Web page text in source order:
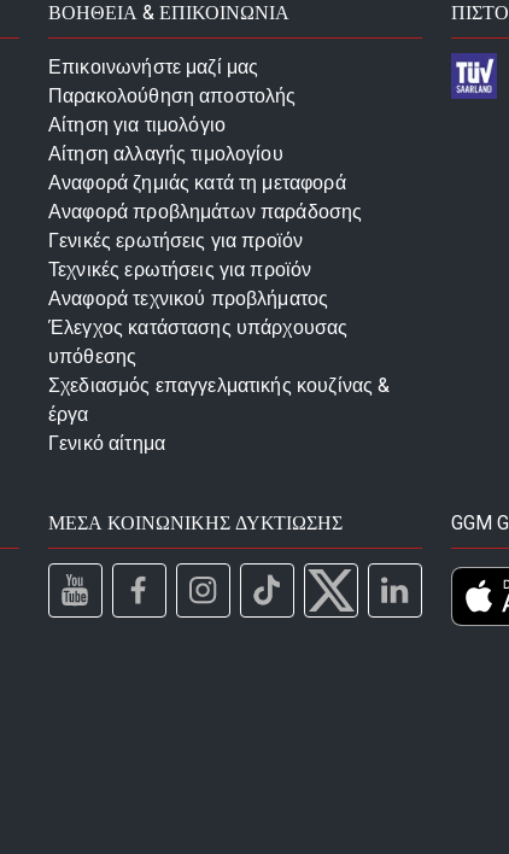
ΒΟΗΘΕΙΑ & ΕΠΙΚΟΙΝΩΝΙΑ
Επικοινωνήστε μαζί μας
Παρακολούθηση αποστολής
Αίτηση για τιμολόγιο
Αίτηση αλλαγής τιμολογίου
Αναφορά ζημιάς κατά τη μεταφορά
Αναφορά προβλημάτων παράδοσης
Γενικές ερωτήσεις για προϊόν
Τεχνικές ερωτήσεις για προϊόν
Αναφορά τεχνικού προβλήματος
Έλεγχος κατάστασης υπάρχουσας
υπόθεσης
Σχεδιασμός επαγγελματικής κουζίνας &
έργα
Γενικό αίτημα
ΜΈΣΑ ΚΟΙΝΩΝΙΚΉΣ ΔΥΚΤΊΩΣΗΣ GGM